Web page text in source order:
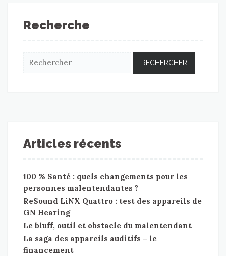
Recherche
Articles récents
100 % Santé : quels changements pour les
personnes malentendantes ?
ReSound LiNX Quattro : test des appareils de
GN Hearing
Le bluff, outil et obstacle du malentendant
La saga des appareils auditifs – le
financement